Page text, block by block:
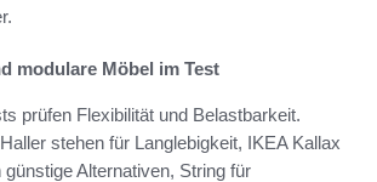
modulare Möbel im Test
prüfen Flexibilität und Belastbarkeit.
stehen für Langlebigkeit, IKEA Kallax
Alternativen, String für